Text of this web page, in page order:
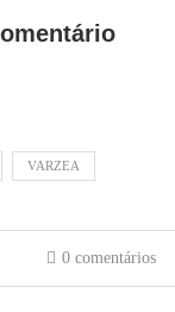
VARZEA
0 comentários